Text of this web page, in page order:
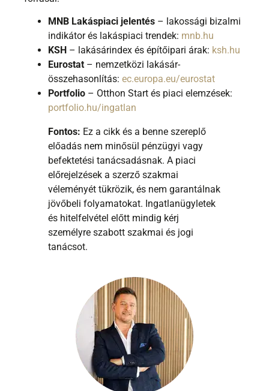
MNB Lakáspiaci jelentés – lakossági bizalmi
indikátor és lakáspiaci trendek: mnb.hu
KSH – lakásárindex és építőipari árak: ksh.hu
Eurostat – nemzetközi lakásár-
összehasonlítás: ec.europa.eu/eurostat
Portfolio – Otthon Start és piaci elemzések:
portfolio.hu/ingatlan
Fontos: Ez a cikk és a benne szereplő
előadás nem minősül pénzügyi vagy
befektetési tanácsadásnak. A piaci
előrejelzések a szerző szakmai
véleményét tükrözik, és nem garantálnak
jövőbeli folyamatokat. Ingatlanügyletek
és hitelfelvétel előtt mindig kérj
személyre szabott szakmai és jogi
tanácsot.